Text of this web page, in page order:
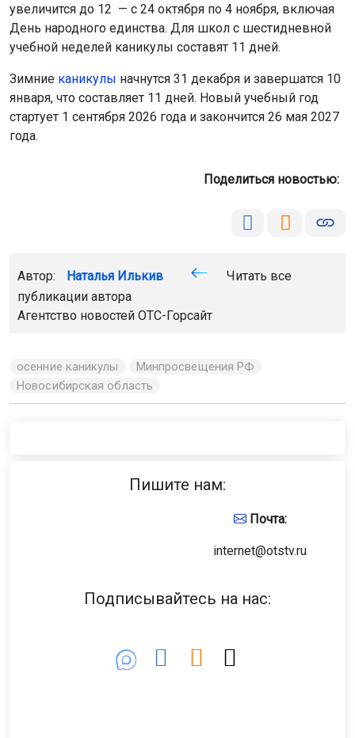
увеличится до 12 — с 24 октября по 4 ноября, включая
День народного единства. Для школ с шестидневной
учебной неделей каникулы составят 11 дней.
Зимние каникулы начнутся 31 декабря и завершатся 10
января, что составляет 11 дней. Новый учебный год
стартует 1 сентября 2026 года и закончится 26 мая 2027
года.
Поделиться новостью:
Автор: Наталья Илькив
Читать все
публикации автора
Агентство новостей ОТС-Горсайт
осенние каникулы
Минпросвещения РФ
Новосибирская область
Пишите нам:
Почта:
internet@otstv.ru
Подписывайтесь на нас: